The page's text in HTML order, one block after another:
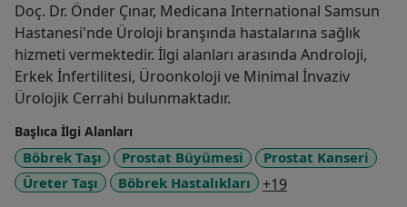
Doç. Dr. Önder Çınar, Medicana International Samsun
Hastanesi'nde Üroloji branşında hastalarına sağlık
hizmeti vermektedir. İlgi alanları arasında Androloji,
Erkek İnfertilitesi, Üroonkoloji ve Minimal İnvaziv
Ürolojik Cerrahi bulunmaktadır.
Başlıca İlgi Alanları
Böbrek Taşı Prostat Büyümesi
Prostat Kanseri
Üreter Taşı
Böbrek Hastalıkları +19